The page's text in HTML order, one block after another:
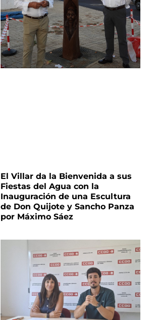
El Villar da la Bienvenida a sus
Fiestas del Agua con la
Inauguración de una Escultura
de Don Quijote y Sancho Panza
por Máximo Sáez